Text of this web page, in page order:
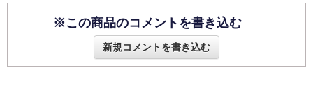
※この商品のコメントを書き込む
新規コメントを書き込む